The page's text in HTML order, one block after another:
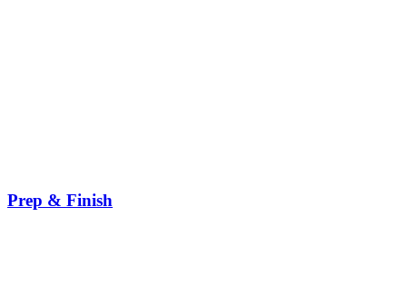
Prep & Finish